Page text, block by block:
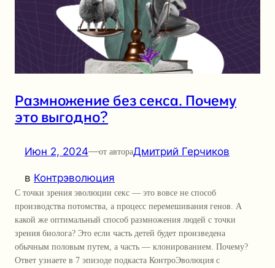
Размножение без секса. Почему
это выгодно?
Июн 2, 2024—от автораДмитрий Герчиков
в Контрэволюция
С точки зрения эволюции секс — это вовсе не способ
производства потомства, а процесс перемешивания генов. А
какой же оптимальный способ размножения людей с точки
зрения биолога? Это если часть детей будет произведена
обычным половым путем, а часть — клонированием. Почему?
Ответ узнаете в 7 эпизоде подкаста КонтроЭволюция с